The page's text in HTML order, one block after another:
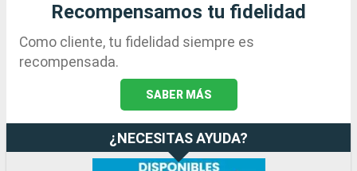
Recompensamos tu fidelidad
Como cliente, tu fidelidad siempre es
recompensada.
SABER MÁS
¿NECESITAS AYUDA?